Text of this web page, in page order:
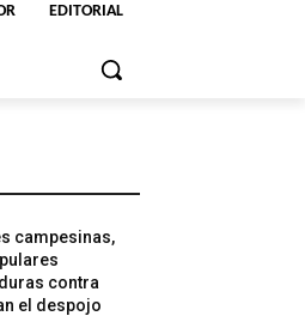
EDITORIAL
campesinas,
contra
el despojo